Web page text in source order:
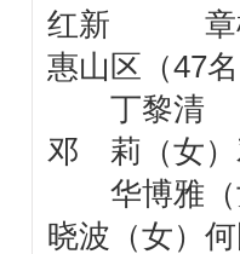
红新 章
惠山区（47
丁黎清
邓 莉（
华博
晓波（